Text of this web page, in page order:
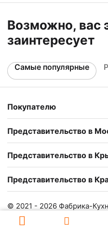
Возможно, вас
заинтересует
Самые популярные
Покупателю
Представительство в
Представительство в
Представительство в
© 2021 - 2026 Фабрика-